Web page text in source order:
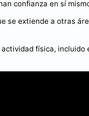
confianza en sí
se extiende a otras
física,